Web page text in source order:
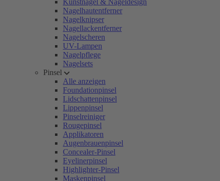
Kunstnägel & Nageldesign
Nagelhautentferner
Nagelknipser
Nagellackentferner
Nagelscheren
UV-Lampen
Nagelpflege
Nagelsets
Pinsel
Alle anzeigen
Foundationpinsel
Lidschattenpinsel
Lippenpinsel
Pinselreiniger
Rougepinsel
Applikatoren
Augenbrauenpinsel
Concealer-Pinsel
Eyelinerpinsel
Highlighter-Pinsel
Maskenpinsel